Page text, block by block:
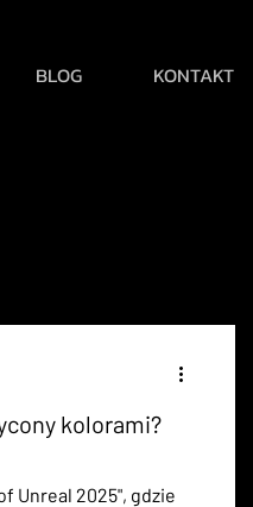
BLOG KONTAKT
kolorami?
Unreal 2025", gdzie